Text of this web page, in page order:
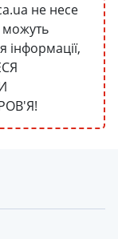
не несе
можуть
інформації,